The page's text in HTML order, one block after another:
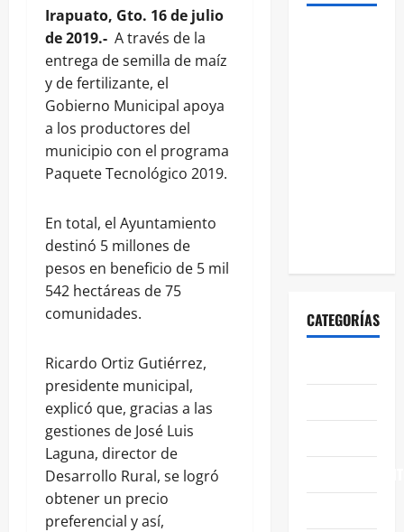
Irapuato, Gto. 16 de julio
de 2019.- A través de la
entrega de semilla de maíz
y de fertilizante, el
Gobierno Municipal apoya
a los productores del
municipio con el programa
Paquete Tecnológico 2019.
En total, el Ayuntamiento
destinó 5 millones de
pesos en beneficio de 5 mil
542 hectáreas de 75
comunidades.
Ricardo Ortiz Gutiérrez,
presidente municipal,
explicó que, gracias a las
gestiones de José Luis
Laguna, director de
Desarrollo Rural, se logró
obtener un precio
preferencial y así,
CATEGORÍAS